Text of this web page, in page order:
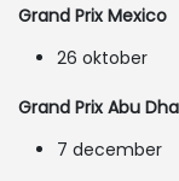
Grand Prix Mexico
26 oktober
Grand Prix Abu
7 december